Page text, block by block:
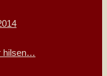
hilsen…